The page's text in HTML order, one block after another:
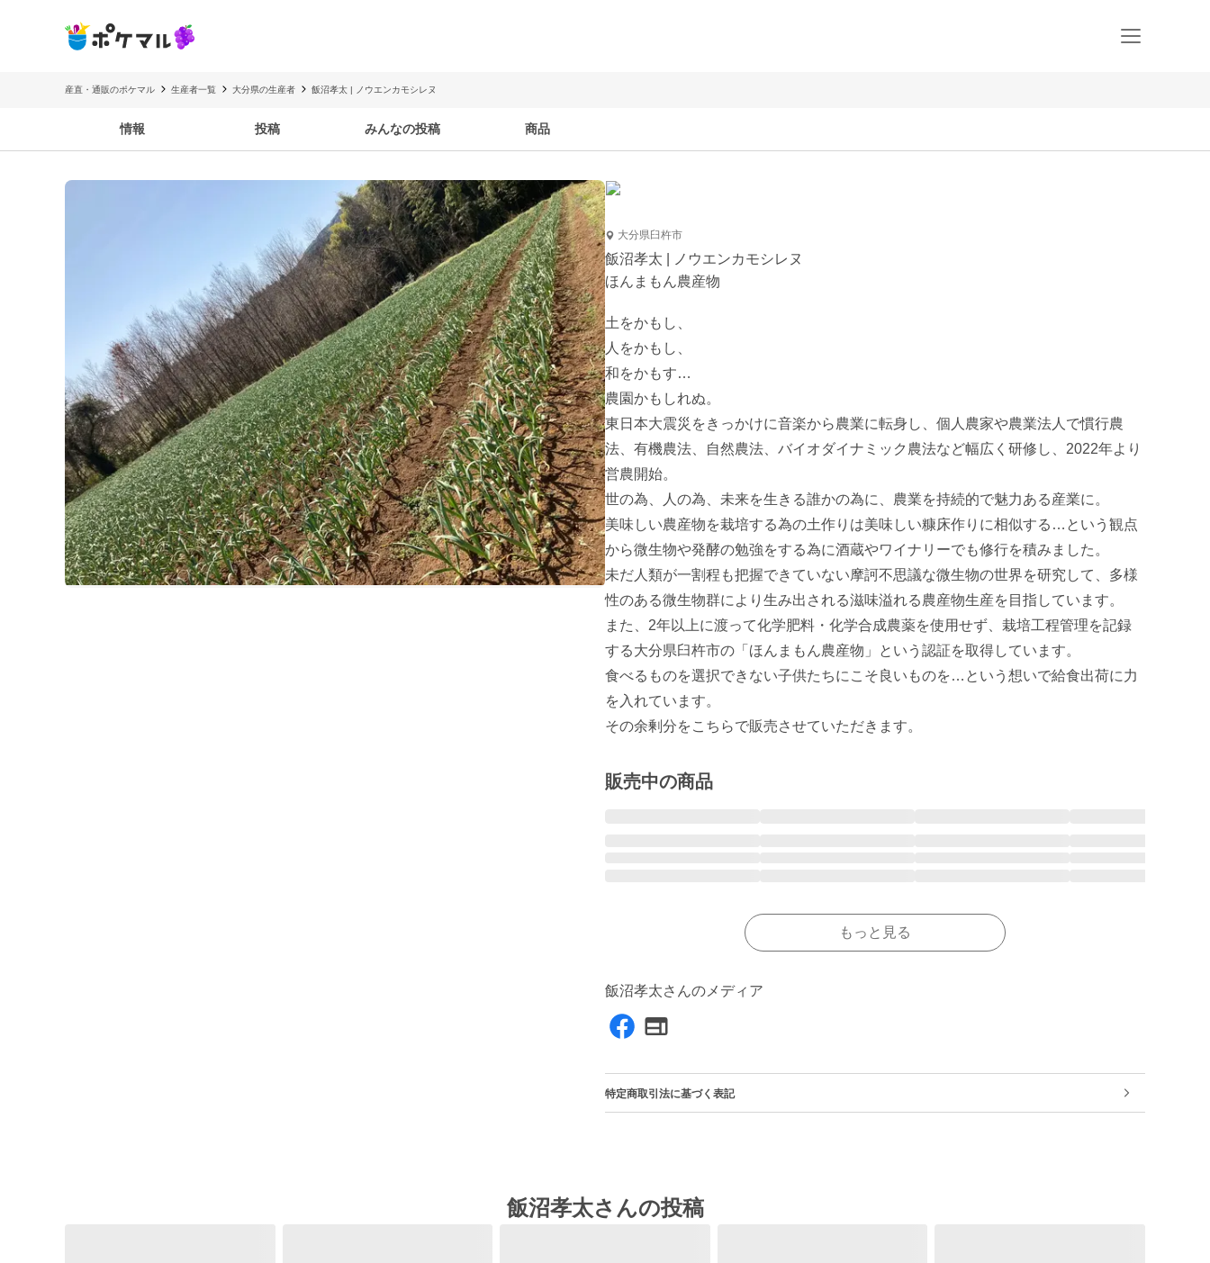
産直・通販のポケマル 生産者一覧 大分県の生産者 飯沼孝太 | ノウエンカモシレヌ
情報 投稿 みんなの投稿 商品
大分県臼杵市
飯沼孝太 | ノウエンカモシレヌ
ほんまもん農産物
土をかもし、
人をかもし、
和をかもす…
農園かもしれぬ。
東日本大震災をきっかけに音楽から農業に転身し、個人農家や農業法人で慣行農
法、有機農法、自然農法、バイオダイナミック農法など幅広く研修し、2022年より
営農開始。
世の為、人の為、未来を生きる誰かの為に、農業を持続的で魅力ある産業に。
美味しい農産物を栽培する為の土作りは美味しい糠床作りに相似する…という観点
から微生物や発酵の勉強をする為に酒蔵やワイナリーでも修行を積みました。
未だ人類が一割程も把握できていない摩訶不思議な微生物の世界を研究して、多様
性のある微生物群により生み出される滋味溢れる農産物生産を目指しています。
また、2年以上に渡って化学肥料・化学合成農薬を使用せず、栽培工程管理を記録
する大分県臼杵市の「ほんまもん農産物」という認証を取得しています。
食べるものを選択できない子供たちにこそ良いものを…という想いで給食出荷に力
を入れています。
その余剰分をこちらで販売させていただきます。
販売中の商品
もっと見る
飯沼孝太さんのメディア
特定商取引法に基づく表記
飯沼孝太さんの投稿